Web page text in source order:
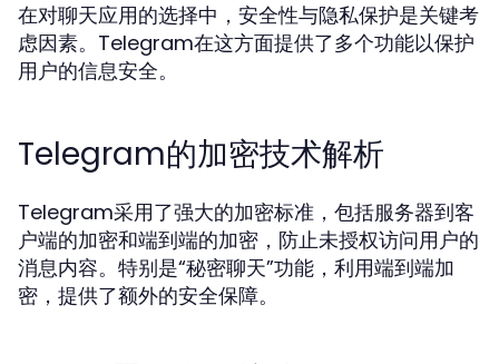
在对聊天应用的选择中，安全性与隐私保护是关键考
虑因素。Telegram在这方面提供了多个功能以保护
用户的信息安全。
Telegram的加密技术解析
Telegram采用了强大的加密标准，包括服务器到客
户端的加密和端到端的加密，防止未授权访问用户的
消息内容。特别是“秘密聊天”功能，利用端到端加
密，提供了额外的安全保障。